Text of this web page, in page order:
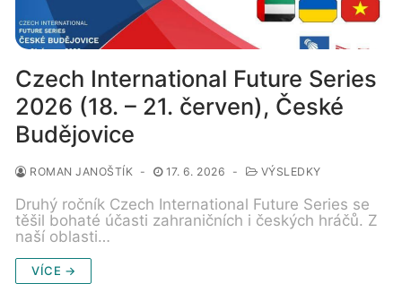
Czech International Future Series
2026 (18. – 21. červen), České
Budějovice
ROMAN JANOŠTÍK - 17. 6. 2026 - VÝSLEDKY
Druhý ročník Czech International Future Series se
těšil bohaté účasti zahraničních i českých hráčů. Z
naší oblasti…
VÍCE →